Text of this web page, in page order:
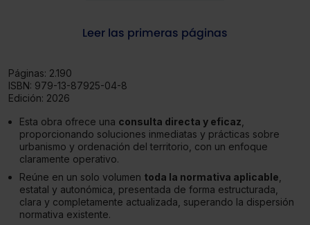
Leer las primeras páginas
Páginas: 2.190
ISBN: 979-13-87925-04-8
Edición: 2026
Esta obra ofrece una consulta directa y eficaz
proporcionando soluciones inmediatas y prácticas sobre
urbanismo y ordenación del territorio, con un enfoque
claramente operativo.
Reúne en un solo volumen toda la normativa aplicable
estatal y autonómica, presentada de forma estructurada,
clara y completamente actualizada, superando la dispersión
normativa existente.